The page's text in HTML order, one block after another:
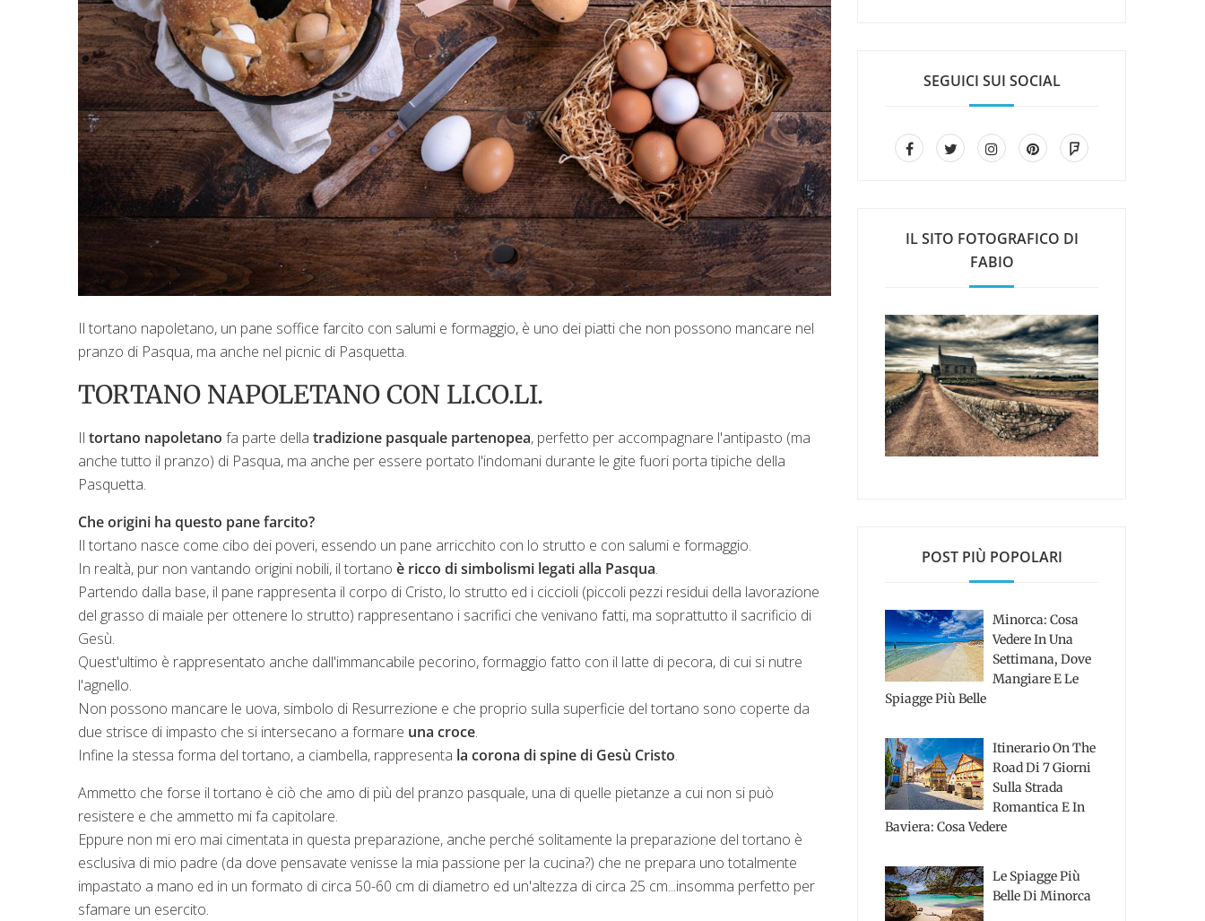
Il tortano napoletano, un pane soffice farcito con salumi e formaggio, è uno dei piatti che non possono mancare nel
pranzo di Pasqua, ma anche nel picnic di Pasquetta.
TORTANO NAPOLETANO CON LI.CO.LI.
Il tortano napoletano fa parte della tradizione pasquale partenopea, perfetto per accompagnare l'antipasto (ma
anche tutto il pranzo) di Pasqua, ma anche per essere portato l'indomani durante le gite fuori porta tipiche della
Pasquetta.
Che origini ha questo pane farcito?
Il tortano nasce come cibo dei poveri, essendo un pane arricchito con lo strutto e con salumi e formaggio.
In realtà, pur non vantando origini nobili, il tortano è ricco di simbolismi legati alla Pasqua.
Partendo dalla base, il pane rappresenta il corpo di Cristo, lo strutto ed i ciccioli (piccoli pezzi residui della lavorazione
del grasso di maiale per ottenere lo strutto) rappresentano i sacrifici che venivano fatti, ma soprattutto il sacrificio di
Gesù.
Quest'ultimo è rappresentato anche dall'immancabile pecorino, formaggio fatto con il latte di pecora, di cui si nutre
l'agnello.
Non possono mancare le uova, simbolo di Resurrezione e che proprio sulla superficie del tortano sono coperte da
due strisce di impasto che si intersecano a formare una croce.
Infine la stessa forma del tortano, a ciambella, rappresenta la corona di spine di Gesù Cristo.
Ammetto che forse il tortano è ciò che amo di più del pranzo pasquale, una di quelle pietanze a cui non si può
resistere e che ammetto mi fa capitolare.
Eppure non mi ero mai cimentata in questa preparazione, anche perché solitamente la preparazione del tortano è
esclusiva di mio padre (da dove pensavate venisse la mia passione per la cucina?) che ne prepara uno totalmente
impastato a mano ed in un formato di circa 50-60 cm di diametro ed un'altezza di circa 25 cm...insomma perfetto per
sfamare un esercito.
SEGUICI SUI SOCIAL
IL SITO FOTOGRAFICO DI
FABIO
POST PIÙ POPOLARI
Minorca: Cosa
Vedere In Una
Settimana, Dove
Mangiare E Le
Spiagge Più Belle
Itinerario On The
Road Di 7 Giorni
Sulla Strada
Romantica E In
Baviera: Cosa Vedere
Le Spiagge Più
Belle Di Minorca